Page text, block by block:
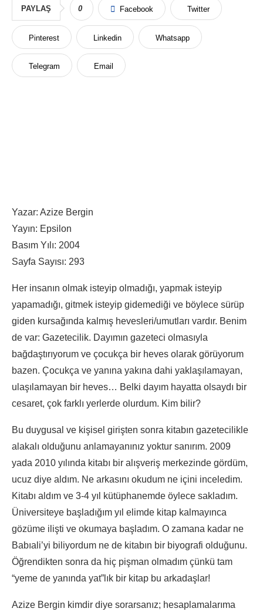
PAYLAŞ 0 Facebook Twitter
Pinterest Linkedin Whatsapp
Telegram Email
Yazar: Azize Bergin
Yayın: Epsilon
Basım Yılı: 2004
Sayfa Sayısı: 293
Her insanın olmak isteyip olmadığı, yapmak isteyip
yapamadığı, gitmek isteyip gidemediği ve böylece sürüp
giden kursağında kalmış hevesleri/umutları vardır. Benim
de var: Gazetecilik. Dayımın gazeteci olmasıyla
bağdaştırıyorum ve çocukça bir heves olarak görüyorum
bazen. Çocukça ve yanına yakına dahi yaklaşılamayan,
ulaşılamayan bir heves… Belki dayım hayatta olsaydı bir
cesaret, çok farklı yerlerde olurdum. Kim bilir?
Bu duygusal ve kişisel girişten sonra kitabın gazetecilikle
alakalı olduğunu anlamayanınız yoktur sanırım. 2009
yada 2010 yılında kitabı bir alışveriş merkezinde gördüm,
ucuz diye aldım. Ne arkasını okudum ne içini inceledim.
Kitabı aldım ve 3-4 yıl kütüphanemde öylece sakladım.
Üniversiteye başladığım yıl elimde kitap kalmayınca
gözüme ilişti ve okumaya başladım. O zamana kadar ne
Babıali’yi biliyordum ne de kitabın bir biyografi olduğunu.
Öğrendikten sonra da hiç pişman olmadım çünkü tam
“yeme de yanında yat”lık bir kitap bu arkadaşlar!
Azize Bergin kimdir diye sorarsanız; hesaplamalarıma